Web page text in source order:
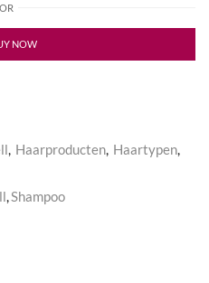
OR
NOW
, Haarproducten, Haartypen,
,Shampoo